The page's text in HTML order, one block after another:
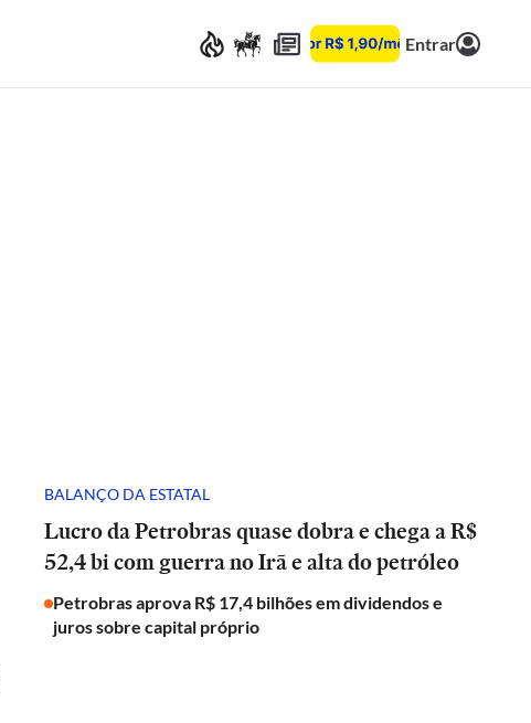
Entrar
BALANÇO DA ESTATAL
Lucro da Petrobras quase dobra e chega a R$
52,4 bi com guerra no Irã e alta do petróleo
Petrobras aprova R$ 17,4 bilhões em dividendos e
juros sobre capital próprio